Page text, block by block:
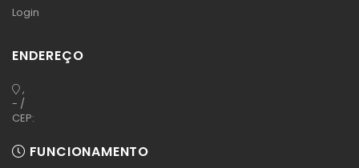
Login
ENDEREÇO
,
- /
CEP:
FUNCIONAMENTO